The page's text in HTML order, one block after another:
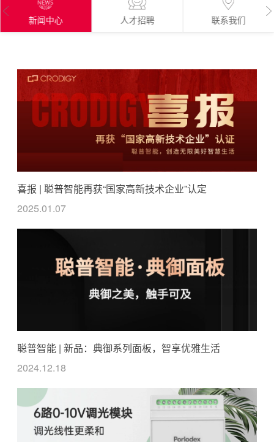
新闻中心 人才招聘 联系我们
喜报 | 聪普智能再获“国家高新技术企业”认定
2025.01.07
聪普智能 | 新品：典御系列面板，智享优雅生活
2024.12.18